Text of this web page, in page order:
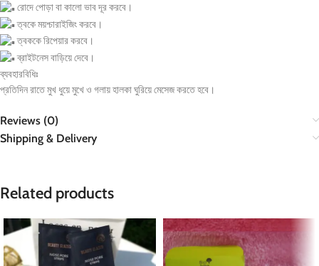
রোদে পোড়া বা কালো ভাব দূর করবে।
ত্বকে ময়শ্চারাইজিং করবে।
ত্বককে রিপেয়ার করবে।
ব্রাইটনেস বাড়িয়ে দেবে।
ব্যবহারবিধিঃ
প্রতিদিন রাতে মুখ ধুয়ে মুখে ও গলায় হালকা ঘুরিয়ে মেসেজ করতে হবে।
Reviews (0)
Shipping & Delivery
Related products